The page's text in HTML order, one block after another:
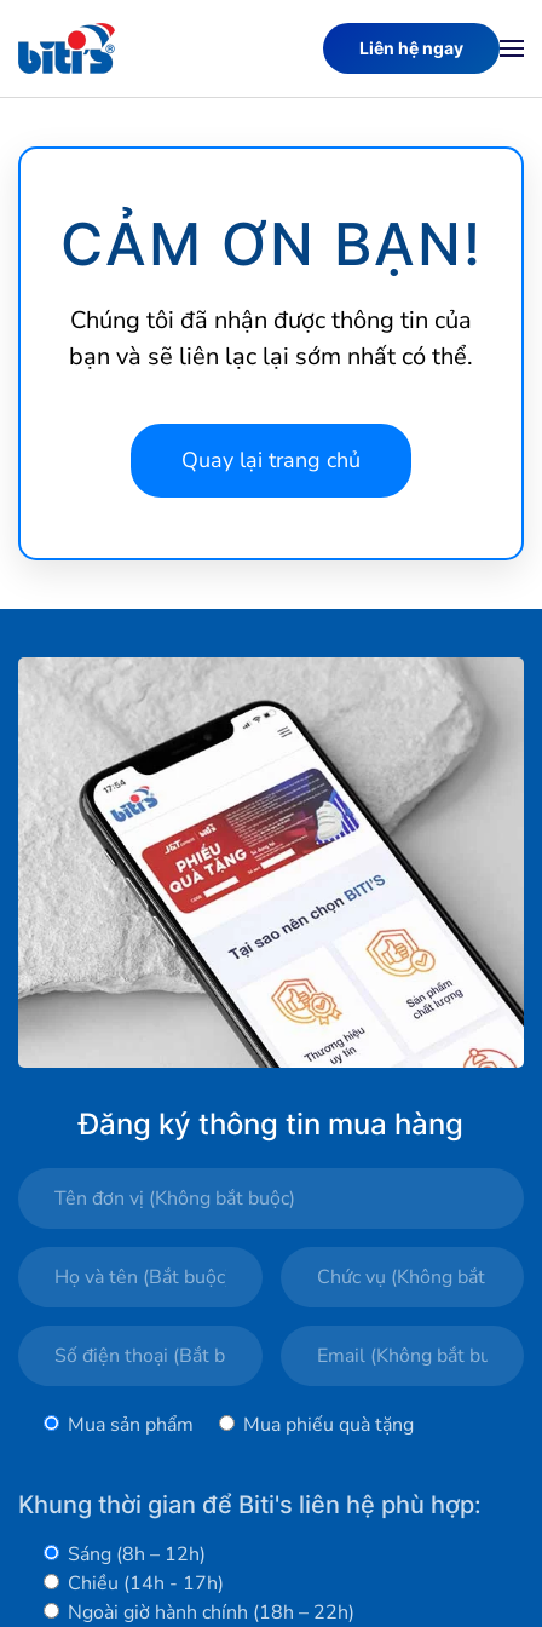
Skip
to
content
Liên hệ ngay
CẢM ƠN BẠN!
Chúng tôi đã nhận được thông tin của
bạn và sẽ liên lạc lại sớm nhất có thể.
Quay lại trang chủ
Đăng ký thông tin mua hàng
Mua sản phẩm Mua phiếu quà tặng
Khung thời gian để Biti's liên hệ phù hợp:
Sáng (8h – 12h)
Chiều (14h - 17h)
Ngoài giờ hành chính (18h – 22h)